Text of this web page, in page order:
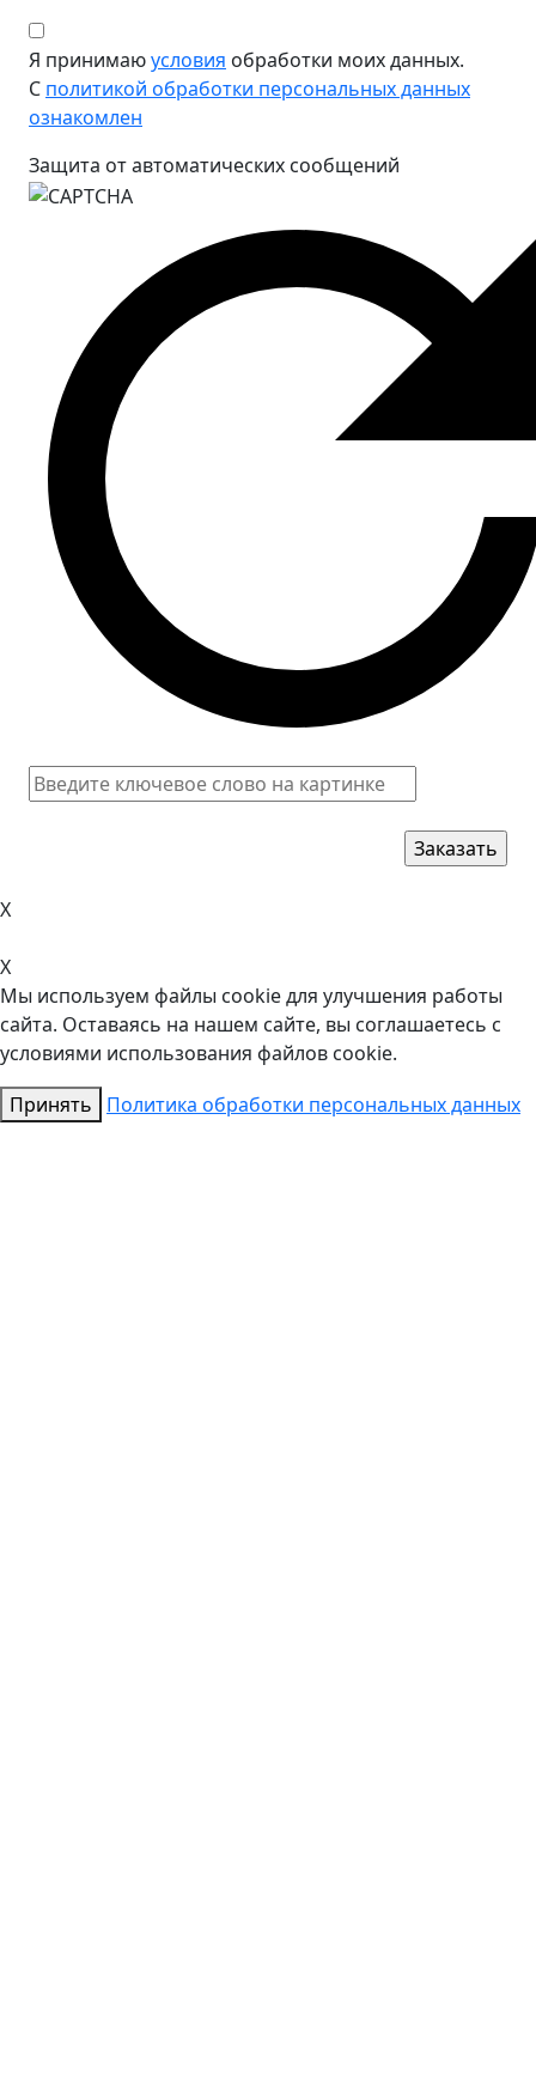
Я принимаюусловия обработки моих данных.
С политикой обработки персональных данных
ознакомлен
Защита от автоматических сообщений
X
X
Мы используем файлы cookie для улучшения работы
сайта. Оставаясь на нашем сайте, вы соглашаетесь с
условиями использования файлов cookie.
Принять
Политика обработки персональных данных